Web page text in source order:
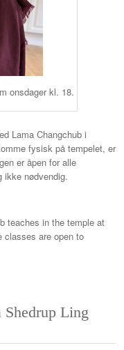
onsdager kl. 18.
Lama Changchub i
fysisk på tempelet, er
er åpen for alle
ikke nødvendig.
teaches in the temple at
classes are open to
Shedrup Ling